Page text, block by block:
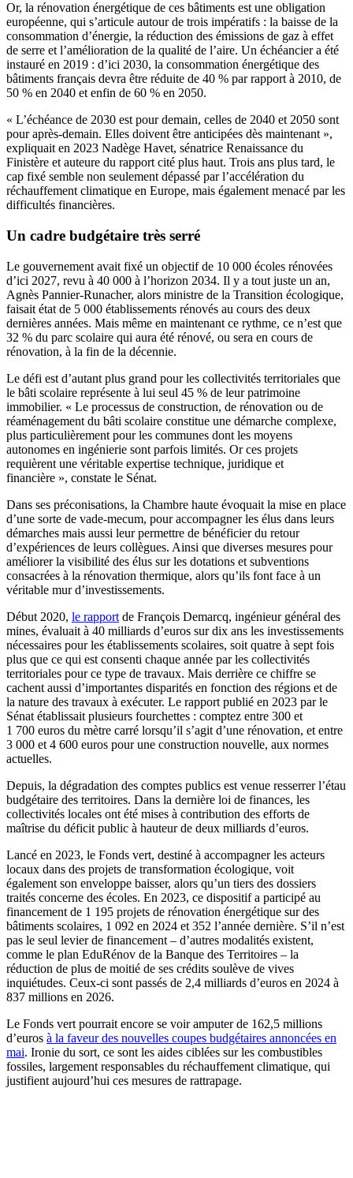
Or, la rénovation énergétique de ces bâtiments est une obligation
européenne, qui s’articule autour de trois impératifs : la baisse de la
consommation d’énergie, la réduction des émissions de gaz à effet
de serre et l’amélioration de la qualité de l’aire. Un échéancier a été
instauré en 2019 : d’ici 2030, la consommation énergétique des
bâtiments français devra être réduite de 40 % par rapport à 2010, de
50 % en 2040 et enfin de 60 % en 2050.
« L’échéance de 2030 est pour demain, celles de 2040 et 2050 sont
pour après-demain. Elles doivent être anticipées dès maintenant »,
expliquait en 2023 Nadège Havet, sénatrice Renaissance du
Finistère et auteure du rapport cité plus haut. Trois ans plus tard, le
cap fixé semble non seulement dépassé par l’accélération du
réchauffement climatique en Europe, mais également menacé par les
difficultés financières.
Un cadre budgétaire très serré
Le gouvernement avait fixé un objectif de 10 000 écoles rénovées
d’ici 2027, revu à 40 000 à l’horizon 2034. Il y a tout juste un an,
Agnès Pannier-Runacher, alors ministre de la Transition écologique,
faisait état de 5 000 établissements rénovés au cours des deux
dernières années. Mais même en maintenant ce rythme, ce n’est que
32 % du parc scolaire qui aura été rénové, ou sera en cours de
rénovation, à la fin de la décennie.
Le défi est d’autant plus grand pour les collectivités territoriales que
le bâti scolaire représente à lui seul 45 % de leur patrimoine
immobilier. « Le processus de construction, de rénovation ou de
réaménagement du bâti scolaire constitue une démarche complexe,
plus particulièrement pour les communes dont les moyens
autonomes en ingénierie sont parfois limités. Or ces projets
requièrent une véritable expertise technique, juridique et
financière », constate le Sénat.
Dans ses préconisations, la Chambre haute évoquait la mise en place
d’une sorte de vade-mecum, pour accompagner les élus dans leurs
démarches mais aussi leur permettre de bénéficier du retour
d’expériences de leurs collègues. Ainsi que diverses mesures pour
améliorer la visibilité des élus sur les dotations et subventions
consacrées à la rénovation thermique, alors qu’ils font face à un
véritable mur d’investissements.
Début 2020, le rapport de François Demarcq, ingénieur général des
mines, évaluait à 40 milliards d’euros sur dix ans les investissements
nécessaires pour les établissements scolaires, soit quatre à sept fois
plus que ce qui est consenti chaque année par les collectivités
territoriales pour ce type de travaux. Mais derrière ce chiffre se
cachent aussi d’importantes disparités en fonction des régions et de
la nature des travaux à exécuter. Le rapport publié en 2023 par le
Sénat établissait plusieurs fourchettes : comptez entre 300 et
1 700 euros du mètre carré lorsqu’il s’agit d’une rénovation, et entre
3 000 et 4 600 euros pour une construction nouvelle, aux normes
actuelles.
Depuis, la dégradation des comptes publics est venue resserrer l’étau
budgétaire des territoires. Dans la dernière loi de finances, les
collectivités locales ont été mises à contribution des efforts de
maîtrise du déficit public à hauteur de deux milliards d’euros.
Lancé en 2023, le Fonds vert, destiné à accompagner les acteurs
locaux dans des projets de transformation écologique, voit
également son enveloppe baisser, alors qu’un tiers des dossiers
traités concerne des écoles. En 2023, ce dispositif a participé au
financement de 1 195 projets de rénovation énergétique sur des
bâtiments scolaires, 1 092 en 2024 et 352 l’année dernière. S’il n’est
pas le seul levier de financement – d’autres modalités existent,
comme le plan EduRénov de la Banque des Territoires – la
réduction de plus de moitié de ses crédits soulève de vives
inquiétudes. Ceux-ci sont passés de 2,4 milliards d’euros en 2024 à
837 millions en 2026.
Le Fonds vert pourrait encore se voir amputer de 162,5 millions
d’euros à la faveur des nouvelles coupes budgétaires annoncées en
mai. Ironie du sort, ce sont les aides ciblées sur les combustibles
fossiles, largement responsables du réchauffement climatique, qui
justifient aujourd’hui ces mesures de rattrapage.